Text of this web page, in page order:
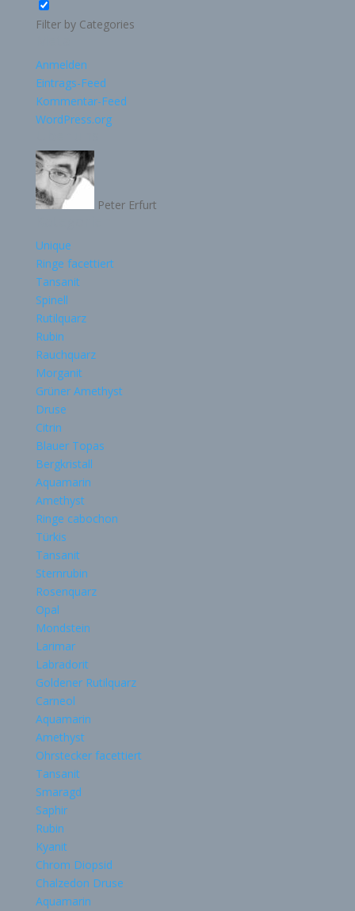
Filter by Categories
Anmelden
Eintrags-Feed
Kommentar-Feed
WordPress.org
Peter Erfurt
Unique
Ringe facettiert
Tansanit
Spinell
Rutilquarz
Rubin
Rauchquarz
Morganit
Grüner Amethyst
Druse
Citrin
Blauer Topas
Bergkristall
Aquamarin
Amethyst
Ringe cabochon
Türkis
Tansanit
Sternrubin
Rosenquarz
Opal
Mondstein
Larimar
Labradorit
Goldener Rutilquarz
Carneol
Aquamarin
Amethyst
Ohrstecker facettiert
Tansanit
Smaragd
Saphir
Rubin
Kyanit
Chrom Diopsid
Chalzedon Druse
Aquamarin